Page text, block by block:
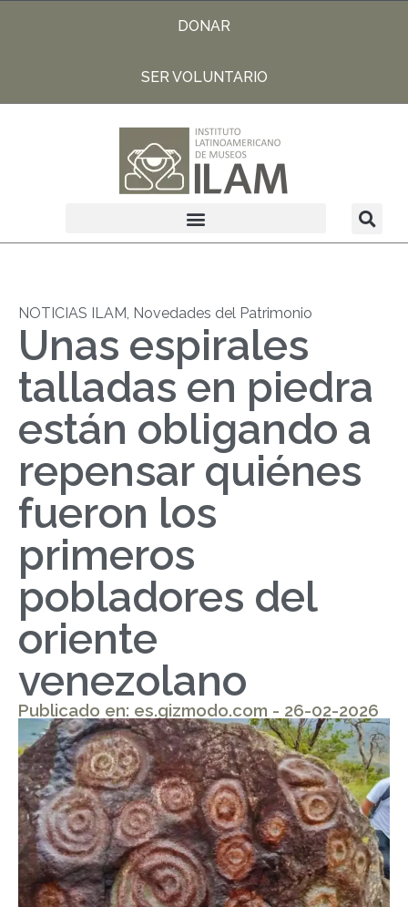
DONAR
SER VOLUNTARIO
NOTICIAS ILAM, Novedades del Patrimonio
Unas espirales
talladas en piedra
están obligando a
repensar quiénes
fueron los
primeros
pobladores del
oriente
venezolano
Publicado en: es.gizmodo.com - 26-02-2026